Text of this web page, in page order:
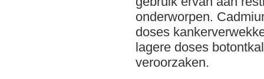
onderworpen.
doses
lagere doses
veroorzaken.